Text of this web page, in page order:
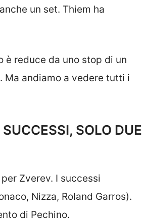
un set. Thiem ha
è reduce da uno stop di un
andiamo a vedere tutti i
SOLO DUE
Zverev. I successi
Nizza, Roland Garros).
di Pechino.